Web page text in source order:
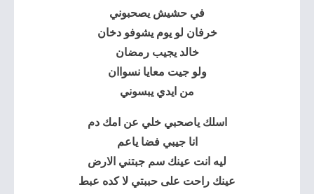
في حشيش يصحبوني
خرفان لو يوم يشوفو دخان
خالد يجيب رمضان
ولو جيت معايا نسواان
من ايدي يبسوني
اسلك ياصحبي خلي عن امك دم
انا جيبي فضا ياعم
ليه انت عينك سم جبتني الارض
عينك راحت على حببتي لا كده عبط